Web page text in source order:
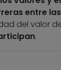
entre
del valor
.